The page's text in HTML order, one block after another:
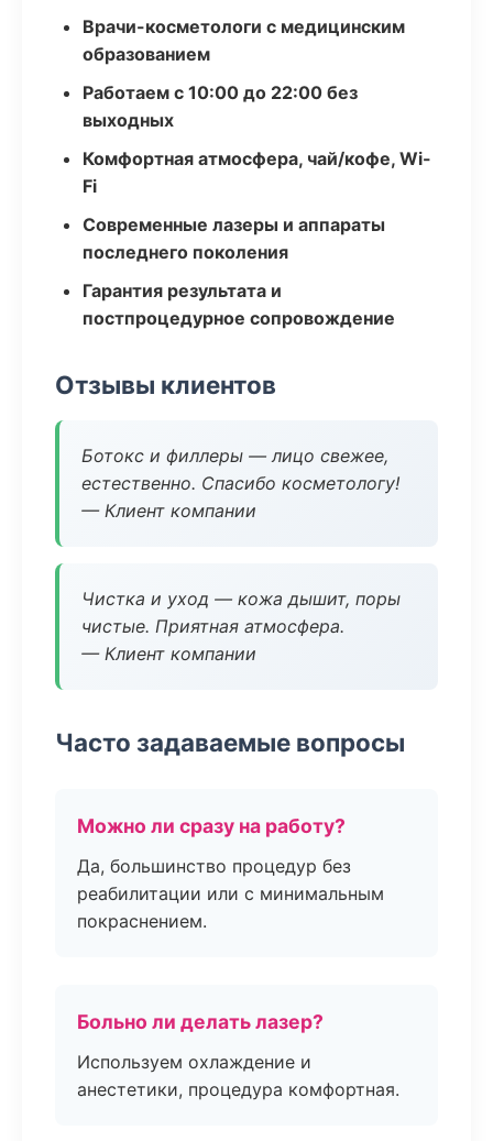
Врачи-косметологи с медицинским
образованием
Работаем с 10:00 до 22:00 без
выходных
Комфортная атмосфера, чай/кофе, Wi-
Fi
Современные лазеры и аппараты
последнего поколения
Гарантия результата и
постпроцедурное сопровождение
Отзывы клиентов
Ботокс и филлеры — лицо свежее,
естественно. Спасибо косметологу!
— Клиент компании
Чистка и уход — кожа дышит, поры
чистые. Приятная атмосфера.
— Клиент компании
Часто задаваемые вопросы
Можно ли сразу на работу?
Да, большинство процедур без
реабилитации или с минимальным
покраснением.
Больно ли делать лазер?
Используем охлаждение и
анестетики, процедура комфортная.